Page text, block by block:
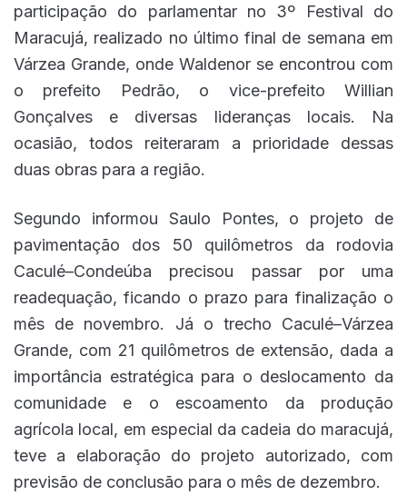
participação do parlamentar no 3º Festival do
Maracujá, realizado no último final de semana em
Várzea Grande, onde Waldenor se encontrou com
o prefeito Pedrão, o vice-prefeito Willian
Gonçalves e diversas lideranças locais. Na
ocasião, todos reiteraram a prioridade dessas
duas obras para a região.
Segundo informou Saulo Pontes, o projeto de
pavimentação dos 50 quilômetros da rodovia
Caculé–Condeúba precisou passar por uma
readequação, ficando o prazo para finalização o
mês de novembro. Já o trecho Caculé–Várzea
Grande, com 21 quilômetros de extensão, dada a
importância estratégica para o deslocamento da
comunidade e o escoamento da produção
agrícola local, em especial da cadeia do maracujá,
teve a elaboração do projeto autorizado, com
previsão de conclusão para o mês de dezembro.